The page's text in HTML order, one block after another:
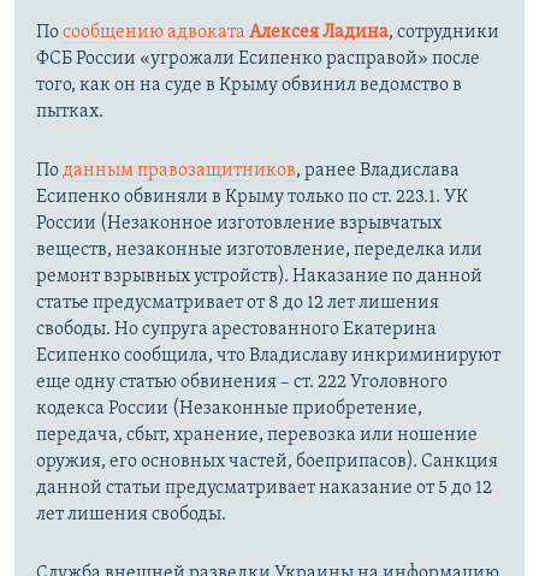
Посообщению адвоката Алексея Ладина, сотрудники
ФСБ России «угрожали Есипенко расправой» после
того, как он на суде в Крыму обвинил ведомство в
пытках.
Поданным правозащитников, ранее Владислава
Есипенко обвиняли в Крыму только по ст. 223.1. УК
России (Незаконное изготовление взрывчатых
веществ, незаконные изготовление, переделка или
ремонт взрывных устройств). Наказание по данной
статье предусматривает от 8 до 12 лет лишения
свободы. Но супруга арестованного Екатерина
Есипенко сообщила, что Владиславу инкриминируют
еще одну статью обвинения – ст. 222 Уголовного
кодекса России (Незаконные приобретение,
передача, сбыт, хранение, перевозка или ношение
оружия, его основных частей, боеприпасов). Санкция
данной статьи предусматривает наказание от 5 до 12
лет лишения свободы.